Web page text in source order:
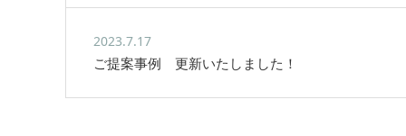
2023.7.17
ご提案事例 更新いたしました！